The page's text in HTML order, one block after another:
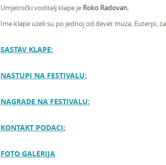
Umjetnički voditelj klape je Roko Radovan.
Ime klape uzeli su po jednoj od devet muza, Euterpi,
SASTAV KLAPE:
NASTUPI NA FESTIVALU:
NAGRADE NA FESTIVALU:
KONTAKT PODACI:
FOTO GALERIJA